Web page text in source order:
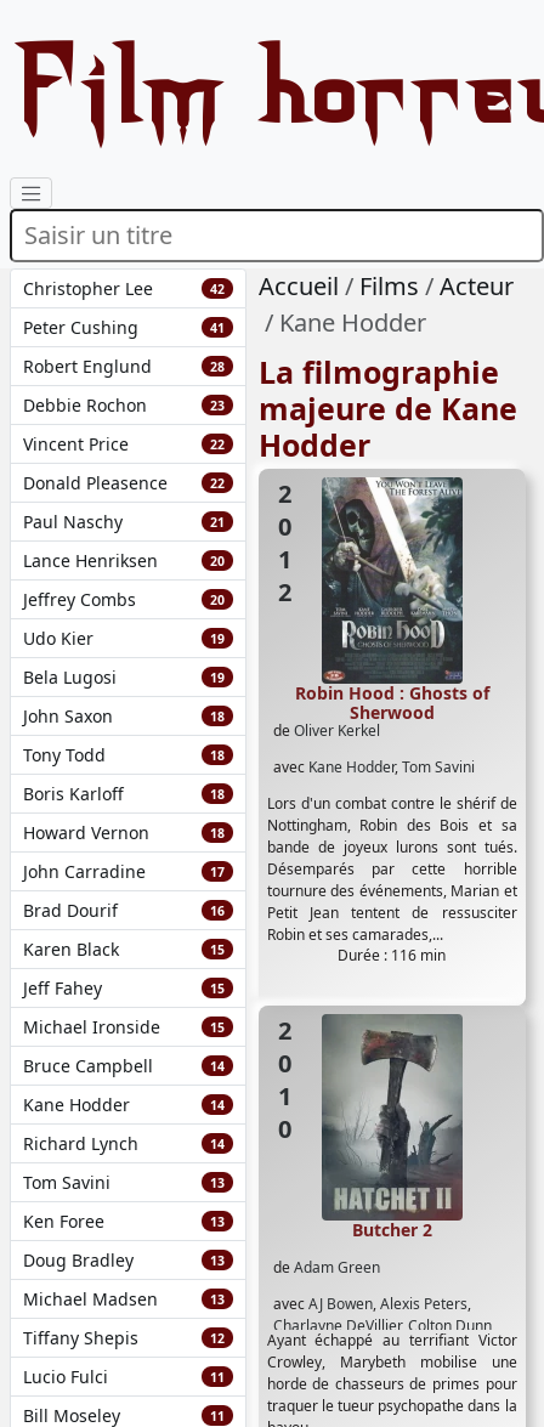
Film
Christopher Lee 42
Peter Cushing 41
Robert Englund 28
Debbie Rochon 23
Vincent Price 22
Donald Pleasence 22
Paul Naschy 21
Lance Henriksen 20
Jeffrey Combs 20
Udo Kier 19
Bela Lugosi 19
John Saxon 18
Tony Todd 18
Boris Karloff 18
Howard Vernon 18
John Carradine 17
Brad Dourif 16
Karen Black 15
Jeff Fahey 15
Michael Ironside 15
Bruce Campbell 14
Kane Hodder 14
Richard Lynch 14
Tom Savini 13
Ken Foree 13
Doug Bradley 13
Michael Madsen 13
Tiffany Shepis 12
Lucio Fulci 11
Bill Moseley 11
Accueil Films
Acteur
Kane Hodder
La filmographie
majeure de Kane
Hodder
2012
deOliver Kerkel
avec Kane Hodder,Tom Savini
Robin Hood : Ghosts of
Sherwood
Lors d'un combat contre le shérif de
Nottingham, Robin des Bois et sa
bande de joyeux lurons sont tués.
Désemparés par cette horrible
tournure des événements, Marian et
Petit Jean tentent de ressusciter
Robin et ses camarades,...
Durée : 116 min
2010
deAdam Green
avecAJ Bowen,Alexis Peters,
Charlayne DeVillier, Colton Dunn,
Danielle Harris David Foy,Ed
Ackerman,Erika Hamilton,John Carl
Buechler ,Joleigh Fioravanti,Kane
Hodder ,Kathryn Fiore,Mercedes
Butcher 2
Ayant échappé au terrifiant Victor
Crowley, Marybeth mobilise une
horde de chasseurs de primes pour
traquer le tueur psychopathe dans la